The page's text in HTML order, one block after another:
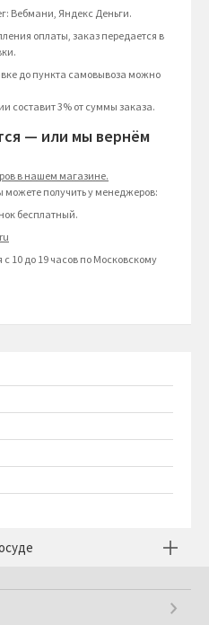
Вебмани, Яндекс Деньги.
оплаты, заказ передается в
до пункта самовывоза можно
составит 3% от суммы заказа.
— или мы вернём
в нашем магазине.
получить у менеджеров:
бесплатный.
10 до 19 часов по Московскому